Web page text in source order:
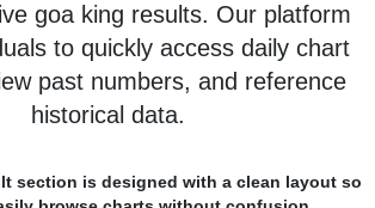
goa king results. Our platform
to quickly access daily chart
past numbers, and reference
historical data.
section is designed with a clean layout so